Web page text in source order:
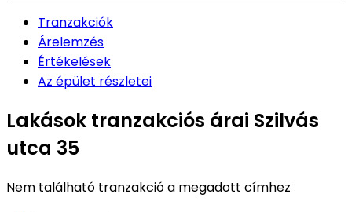
Tranzakciók
Árelemzés
Értékelések
Az épület részletei
Lakások tranzakciós árai Szilvás
utca 35
Nem található tranzakció a megadott címhez